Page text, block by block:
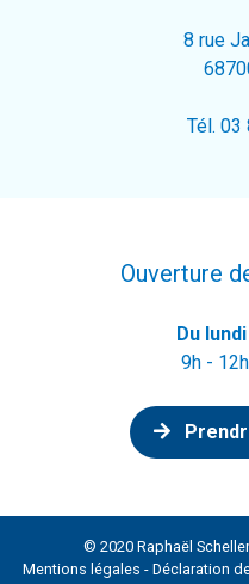
8 rue
Tél. 03
Ouverture
Du
9h -
© 2020 Raphaël
Mentions légales - Déclaration